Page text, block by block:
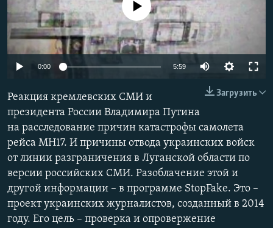
ПОБЕДИТЕЛЕЙ НЕ СУДЯТ?
КРЫМ.НЕПОКОРЕННЫЙ
ELIFBE
УКРАИНСКАЯ ПРОБЛЕМА КРЫМА
ПРИСОЕДИНЯЙТЕСЬ!
Все сайты RFE/RL
No media source currently available
0:00 5:59
Загрузить
Реакция кремлевских СМИ и
президента России Владимира Путина
на расследование причин катастрофы самолета
рейса МН17. И причины отвода украинских войск
от линии разграничения в Луганской области по
версии российских СМИ. Разоблачение этой и
другой информации – в программе StopFake. Это –
проект украинских журналистов, созданный в 2014
году. Его цель – проверка и опровержение